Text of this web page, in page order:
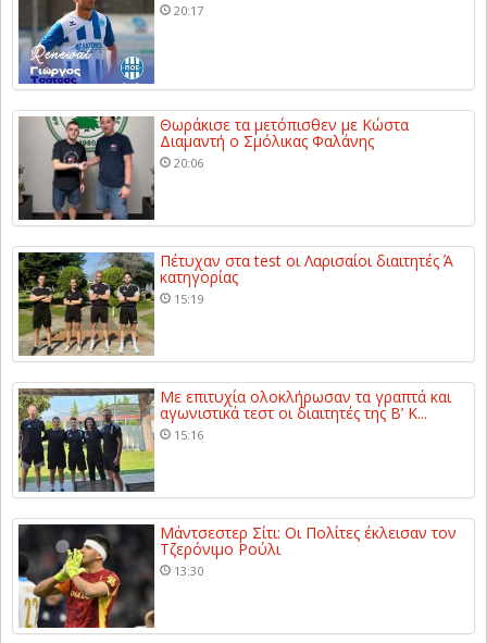
20:17
Θωράκισε τα μετόπισθεν με Κώστα
Διαμαντή ο Σμόλικας Φαλάνης
20:06
Πέτυχαν στα test οι Λαρισαίοι διαιτητές Ά
κατηγορίας
15:19
Με επιτυχία ολοκλήρωσαν τα γραπτά και
αγωνιστικά τεστ οι διαιτητές της Β’ Κ...
15:16
Μάντσεστερ Σίτι: Οι Πολίτες έκλεισαν τον
Τζερόνιμο Ρούλι
13:30